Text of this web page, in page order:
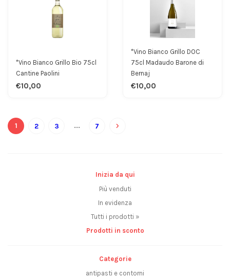
Inizia da qui
Più venduti
In evidenza
Tutti i prodotti »
Prodotti in sconto
Categorie
antipasti e contorni
*Vino Bianco Grillo Bio 75cl
Cantine Paolini
€10,00
*Vino Bianco Grillo DOC
75cl Madaudo Barone di
Bernaj
€10,00
1 2 3 ... 7